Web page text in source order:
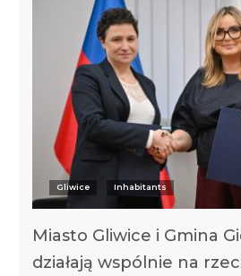
Gliwice Inhabitants
Miasto Gliwice i Gmina
działają wspólnie na